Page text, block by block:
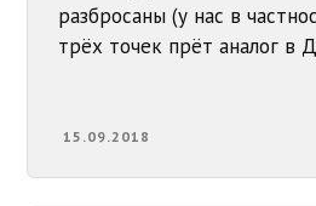
разбросаны (у нас в
трёх точек прёт аналог в
15.09.2018